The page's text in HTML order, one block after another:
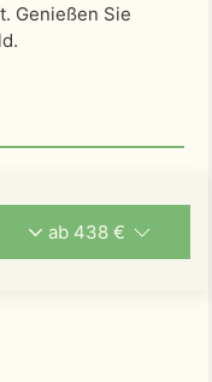
Genießen Sie
ab 438 €